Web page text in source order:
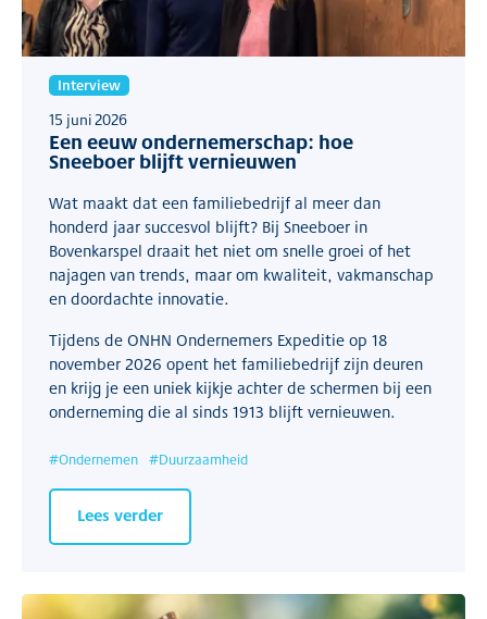
Interview
15 juni 2026
Een eeuw ondernemerschap: hoe
Sneeboer blijft vernieuwen
Wat maakt dat een familiebedrijf al meer dan
honderd jaar succesvol blijft? Bij Sneeboer in
Bovenkarspel draait het niet om snelle groei of het
najagen van trends, maar om kwaliteit, vakmanschap
en doordachte innovatie.
Tijdens de ONHN Ondernemers Expeditie op 18
november 2026 opent het familiebedrijf zijn deuren
en krijg je een uniek kijkje achter de schermen bij een
onderneming die al sinds 1913 blijft vernieuwen.
#Ondernemen #Duurzaamheid
Lees verder